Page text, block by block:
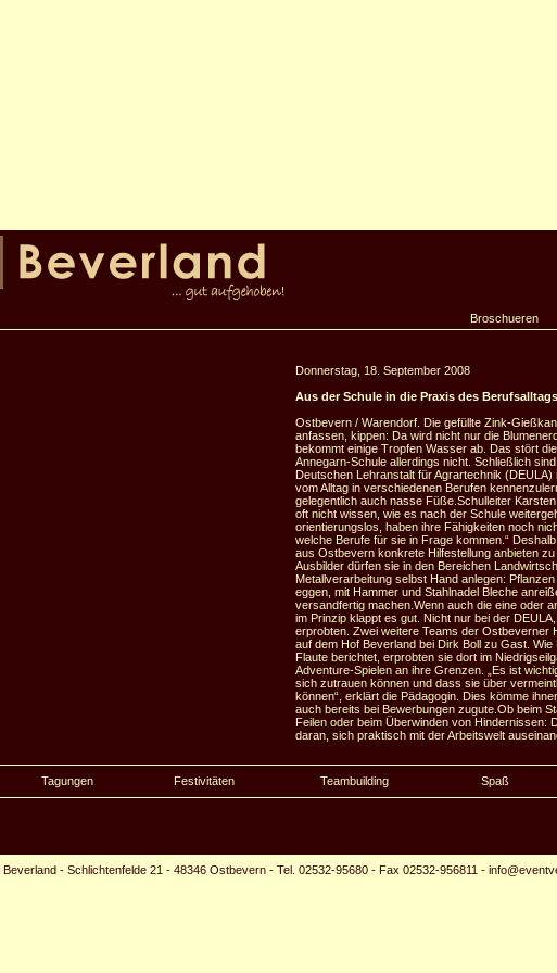
Broschueren
Donnerstag, 18. September 2008
Aus der Schule in die Praxis des Berufsalltags
Ostbevern / Warendorf. Die gefüllte Zink-
anfassen, kippen: Da wird nicht nur die
bekommt einige Tropfen Wasser ab. Das stört
Annegarn-Schule allerdings nicht. Schließlich
Deutschen Lehranstalt für Agrartechnik
vom Alltag in verschiedenen Berufen
gelegentlich auch nasse Füße.Schulleiter
oft nicht wissen, wie es nach der Schule
orientierungslos, haben ihre Fähigkeiten noch
welche Berufe für sie in Frage kommen.“
aus Ostbevern konkrete Hilfestellung anbieten
Ausbilder dürfen sie in den Bereichen
Metallverarbeitung selbst Hand anlegen:
eggen, mit Hammer und Stahlnadel Bleche
versandfertig machen.Wenn auch die eine oder
im Prinzip klappt es gut. Nicht nur bei der
erprobten. Zwei weitere Teams der Ostbeverner
auf dem Hof Beverland bei Dirk Boll zu Gast.
Flaute berichtet, erprobten sie dort im
Adventure-Spielen an ihre Grenzen. „Es ist
sich zutrauen können und dass sie über
können“, erklärt die Pädagogin. Dies kömme
auch bereits bei Bewerbungen zugute.Ob beim
Feilen oder beim Überwinden von Hindernissen:
daran, sich praktisch mit der Arbeitswelt
konzentriert arbeiten zu müssen.
Quelle: Westfälische Nachrichten (Telgte)
Tagungen Festivitäten Teambuilding Spaß
- Schlichtenfelde 21 - 48346 Ostbevern- Tel. 02532-95680- Fax 02532-956811 -